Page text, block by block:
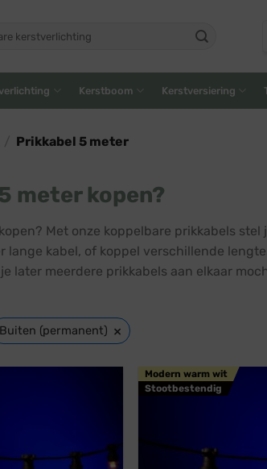
Kerstboom Kerstversiering
Prikkabel 5 meter
meter kopen?
Met onze koppelbare prikkabels
lange kabel, of koppel verschillende
later meerdere prikkabels aan elkaar
Buiten (permanent) ×
Modern warm wit
Stootbestendig